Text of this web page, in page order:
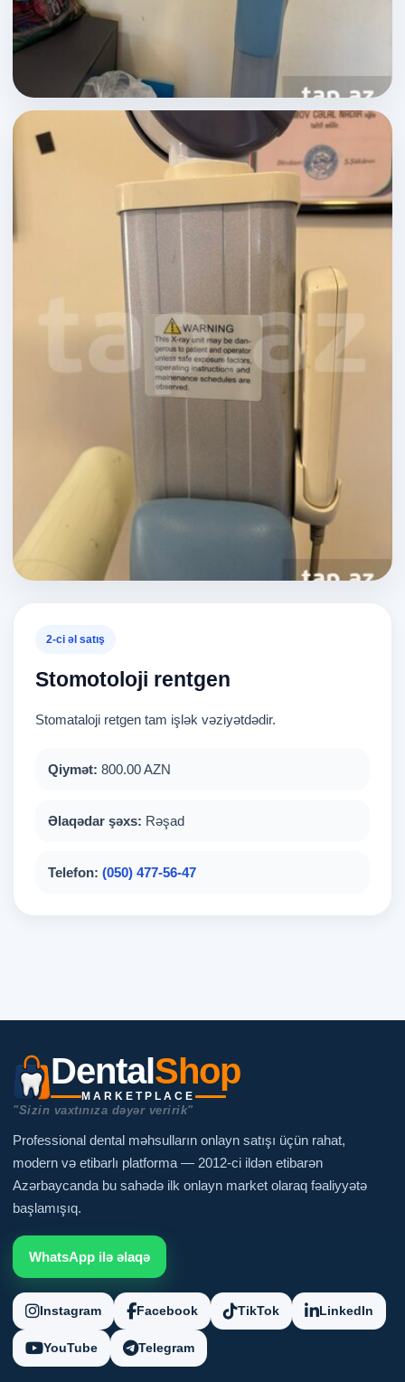
2-ci əl satış
Stomotoloji rentgen
Stomataloji retgen tam işlək vəziyətdədir.
Qiymət: 800.00 AZN
Əlaqədar şəxs: Rəşad
Telefon: (050) 477-56-47
DentalShop
MARKETPLACE
"Sizin vaxtınıza dəyər veririk"
Professional dental məhsulların onlayn satışı üçün rahat,
modern və etibarlı platforma — 2012-ci ildən etibarən
Azərbaycanda bu sahədə ilk onlayn market olaraq fəaliyyətə
başlamışıq.
WhatsApp ilə əlaqə
Instagram Facebook TikTok LinkedIn
YouTube Telegram